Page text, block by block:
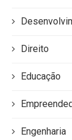
Direito
Educação
Engenharia